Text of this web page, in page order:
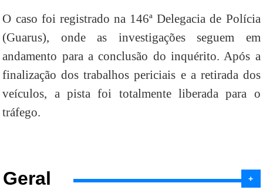
O caso foi registrado na 146ª Delegacia de Polícia
(Guarus), onde as investigações seguem em
andamento para a conclusão do inquérito. Após a
finalização dos trabalhos periciais e a retirada dos
veículos, a pista foi totalmente liberada para o
tráfego.
Geral +